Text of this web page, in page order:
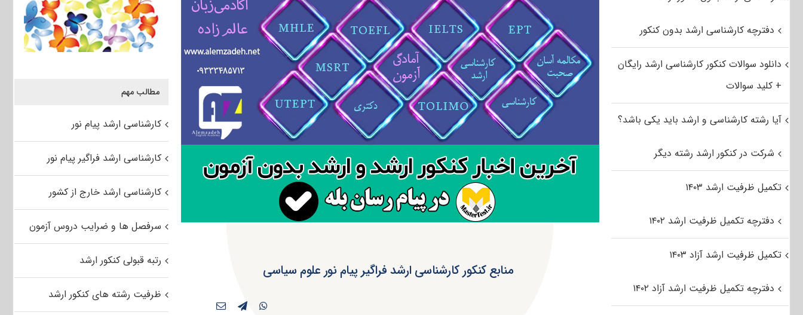
منابع کنکور کارشناسی ارشد فراگیر پیام نور علوم سیاسی
مطالب مهم
کارشناسی ارشد پیام نور
کارشناسی ارشد فراگیر پیام نور
کارشناسی ارشد خارج از کشور
سرفصل ها و ضرایب دروس آزمون
رتبه قبولی کنکور ارشد
ظرفیت رشته های کنکور ارشد
دفترچه کارشناسی ارشد بدون کنکور
دانلود سوالات کنکور کارشناسی ارشد رایگان
+ کلید سوالات
آیا رشته کارشناسی و ارشد باید یکی باشد؟
شرکت در کنکور ارشد رشته دیگر
تکمیل ظرفیت ارشد ۱۴۰۳
دفترچه تکمیل ظرفیت ارشد ۱۴۰۲
تکمیل ظرفیت ارشد آزاد ۱۴۰۳
دفترچه تکمیل ظرفیت ارشد آزاد ۱۴۰۲